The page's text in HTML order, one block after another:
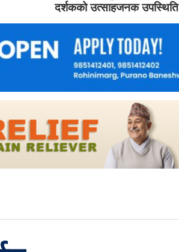
दर्शकको उत्साहजनक उपस्थिति